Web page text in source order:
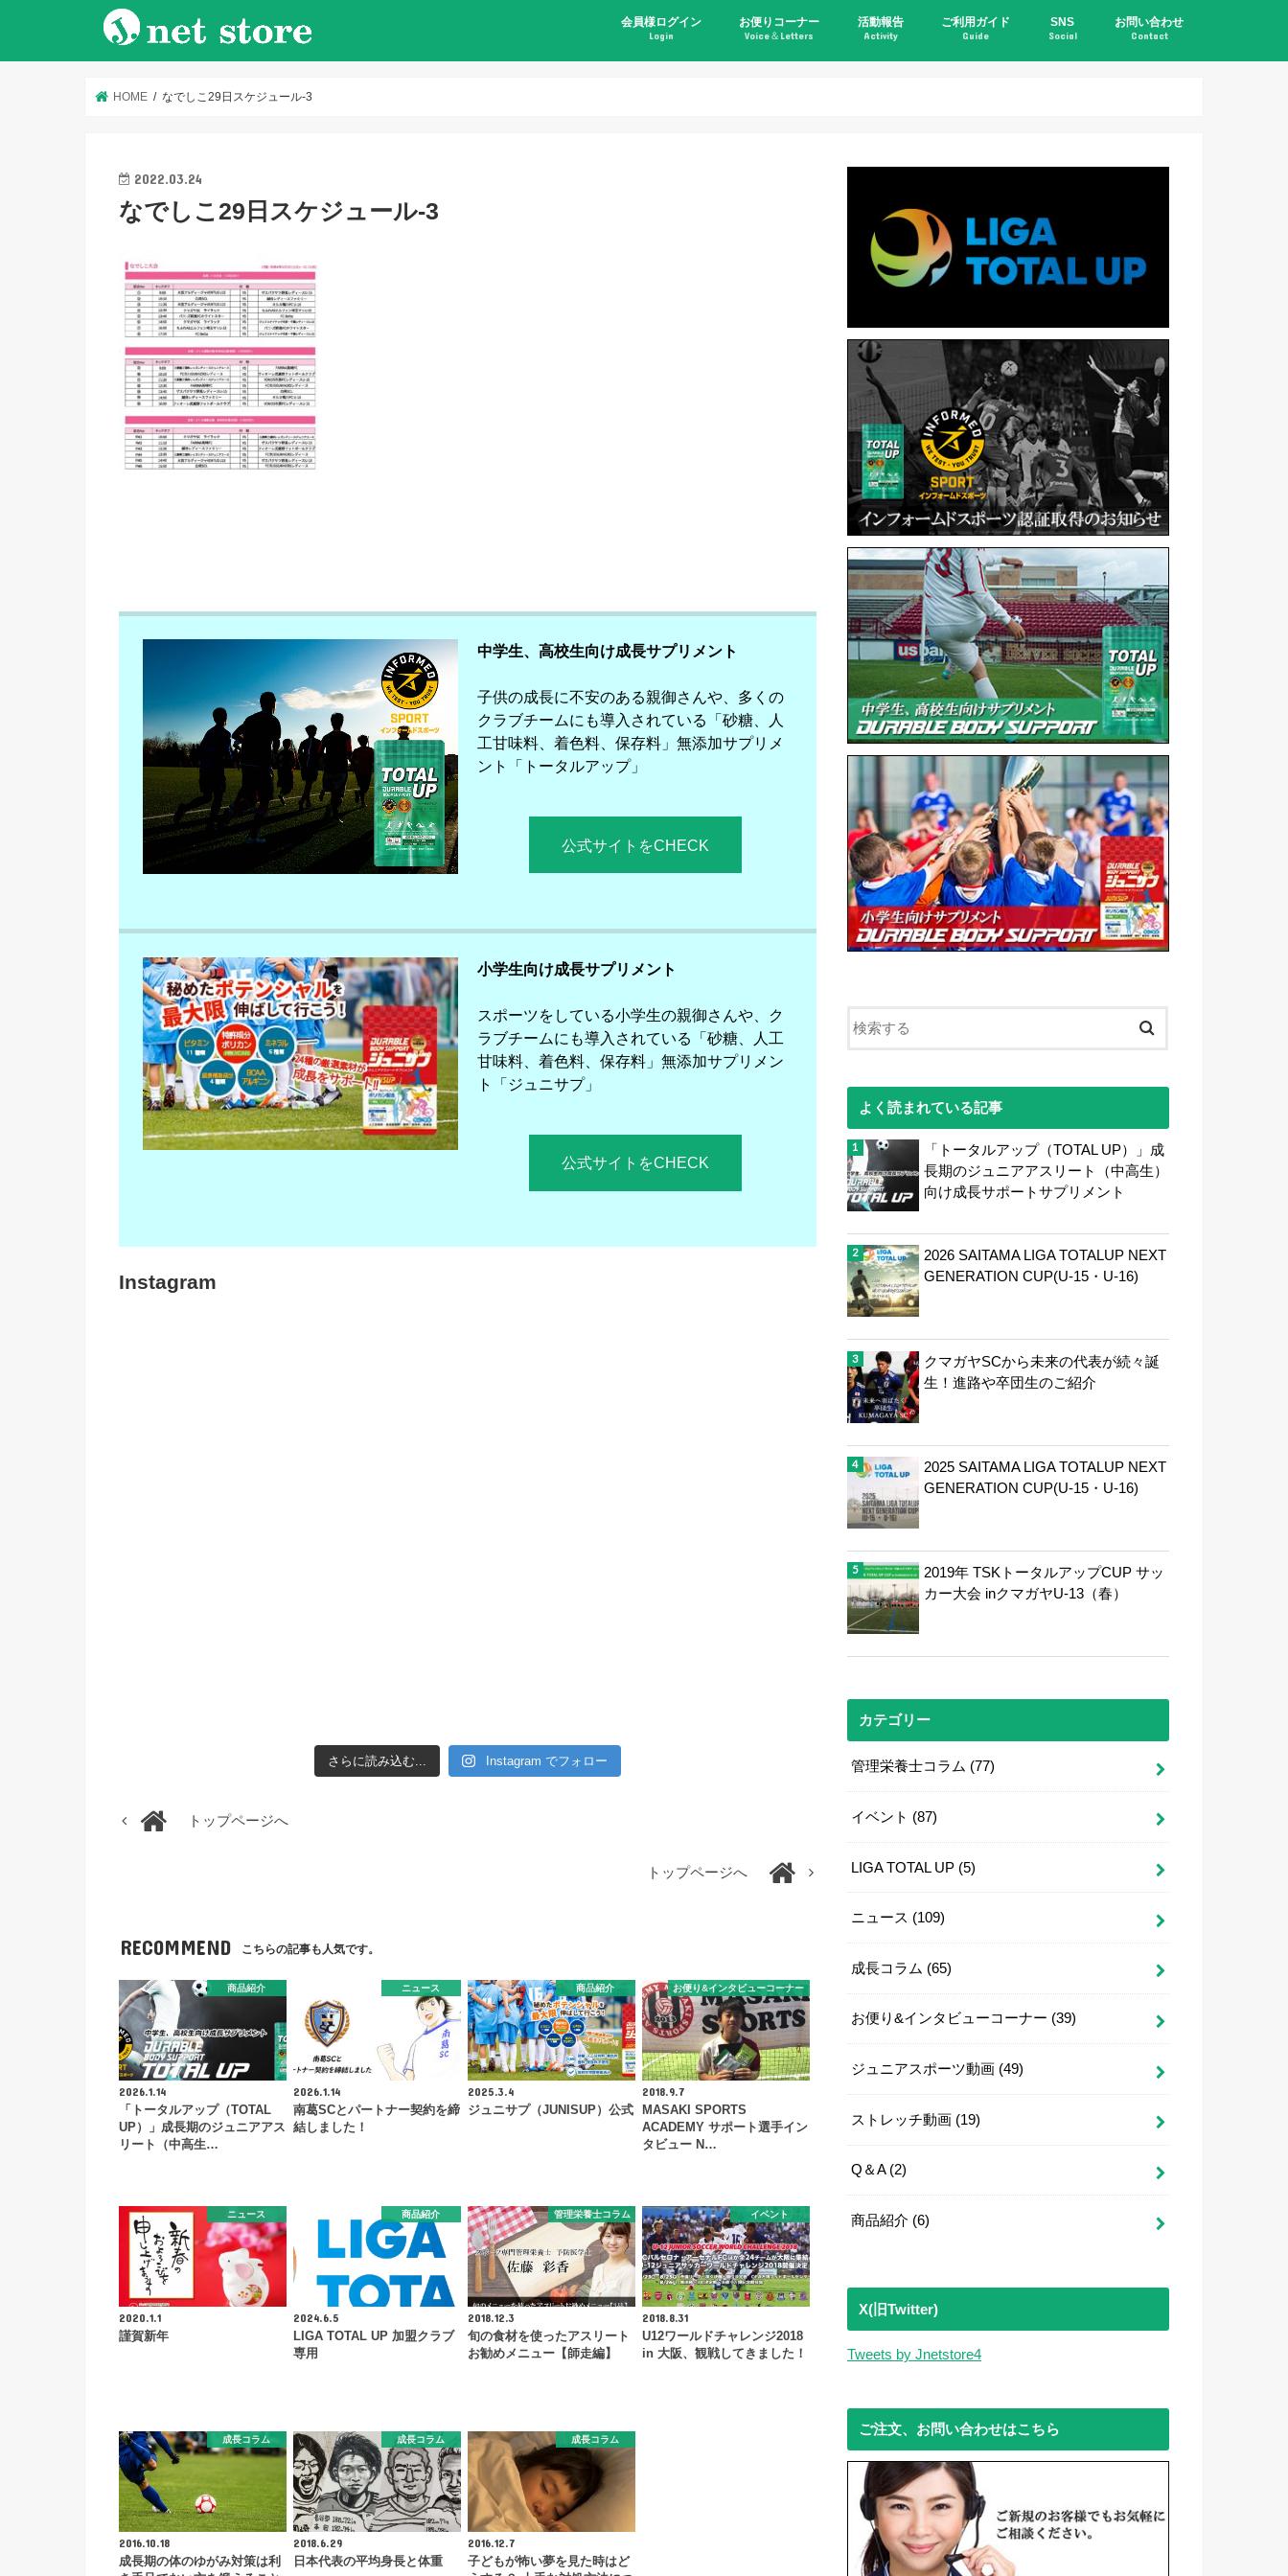
会員様ログイン
Login
お便りコーナー
Voice＆Letters
活動報告
Activity
ご利用ガイド
Guide
SNS
Social
お問い合わせ
Contact
HOME なでしこ29日スケジュール-3
2022.03.24
なでしこ29日スケジュール-3
中学生、高校生向け成長サプリメント
子供の成長に不安のある親御さんや、多くの
クラブチームにも導入されている「砂糖、人
工甘味料、着色料、保存料」無添加サプリメ
ント「トータルアップ」
公式サイトをCHECK
小学生向け成長サプリメント
スポーツをしている小学生の親御さんや、ク
ラブチームにも導入されている「砂糖、人工
甘味料、着色料、保存料」無添加サプリメン
ト「ジュニサプ」
公式サイトをCHECK
Instagram
さらに読み込む... Instagram でフォロー
トップページへ
トップページへ
RECOMMEND こちらの記事も人気です。
商品紹介
2026.1.14
「トータルアップ（TOTAL
UP）」成長期のジュニアアス
リート（中高生…
ニュース
2026.1.14
南葛SCとパートナー契約を締
結しました！
商品紹介
2025.3.4
ジュニサプ（JUNISUP）公式
お便り&インタビューコーナー
2018.9.7
MASAKI SPORTS
ACADEMY サポート選手イン
タビュー N…
ニュース
2020.1.1
謹賀新年
商品紹介
2024.6.5
LIGA TOTAL UP 加盟クラブ
専用
管理栄養士コラム
2018.12.3
旬の食材を使ったアスリート
お勧めメニュー【師走編】
イベント
2018.8.31
U12ワールドチャレンジ2018
in 大阪、観戦してきました！
成長コラム
2016.10.18
成長期の体のゆがみ対策は利
成長コラム
2018.6.29
日本代表の平均身長と体重
成長コラム
2016.12.7
子どもが怖い夢を見た時はど
よく読まれている記事
「トータルアップ（TOTAL UP）」成
長期のジュニアアスリート（中高生）
向け成長サポートサプリメント
2026 SAITAMA LIGA TOTALUP NEXT
GENERATION CUP(U-15・U-16)
クマガヤSCから未来の代表が続々誕
生！進路や卒団生のご紹介
2025 SAITAMA LIGA TOTALUP NEXT
GENERATION CUP(U-15・U-16)
2019年 TSKトータルアップCUP サッ
カー大会 inクマガヤU-13（春）
カテゴリー
管理栄養士コラム (77)
イベント (87)
LIGA TOTAL UP (5)
ニュース (109)
成長コラム (65)
お便り&インタビューコーナー (39)
ジュニアスポーツ動画 (49)
ストレッチ動画 (19)
Q＆A (2)
商品紹介 (6)
X(旧Twitter)
Tweets by Jnetstore4
ご注文、お問い合わせはこちら